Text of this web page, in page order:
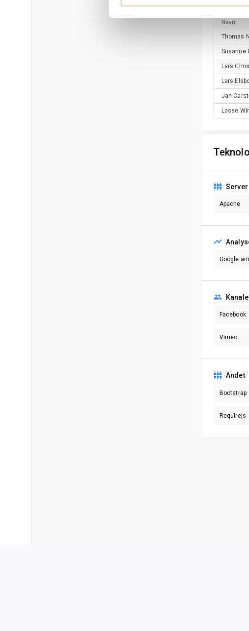
Navn
Thomas
Susanne
Lars
Lars
Jan
Lasse
Server
Apache
Google
Facebook
Vimeo
Andet
Bootstrap
Requirejs